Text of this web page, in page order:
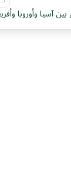
آسيا وأوروبا